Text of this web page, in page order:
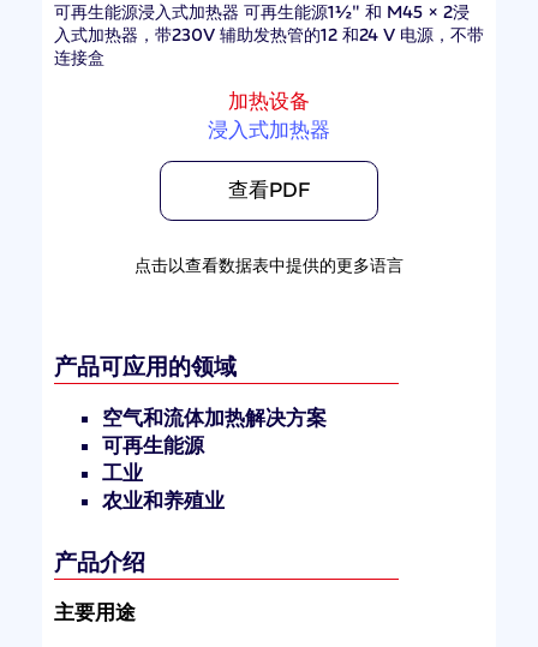
可再生能源浸入式加热器 可再生能源1½" 和 M45 × 2浸
入式加热器，带230V 辅助发热管的12 和24 V 电源，不带
连接盒
加热设备
浸入式加热器
查看PDF
点击以查看数据表中提供的更多语言
产品可应用的领域
空气和流体加热解决方案
可再生能源
工业
农业和养殖业
产品介绍
主要用途